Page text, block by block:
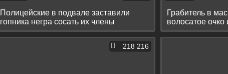
Полицейские в подвале заставили
гопника негра сосать их члены
Грабитель в
волосатое очко
хуй
218 216